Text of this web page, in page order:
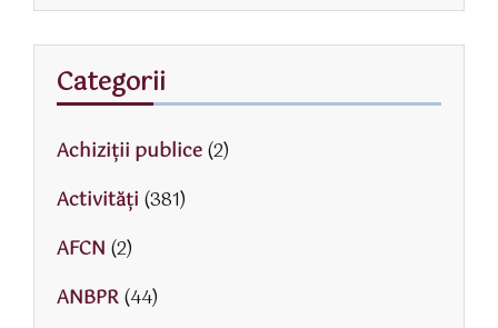
Categorii
Achiziții publice(2)
Activităţi (381)
AFCN (2)
ANBPR(44)